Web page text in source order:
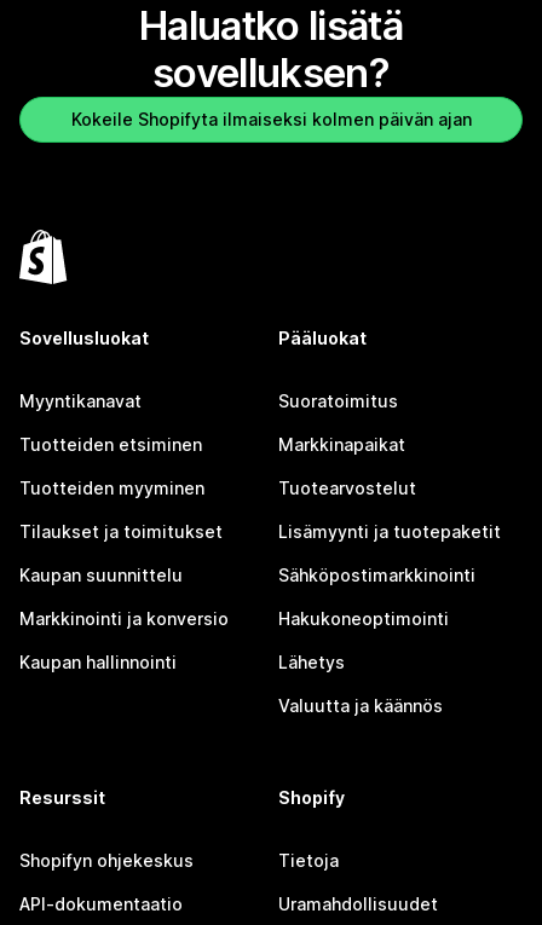
Haluatko lisätä
sovelluksen?
Kokeile Shopifyta ilmaiseksi kolmen päivän ajan
Sovellusluokat
Myyntikanavat
Tuotteiden etsiminen
Tuotteiden myyminen
Tilaukset ja toimitukset
Kaupan suunnittelu
Markkinointi ja konversio
Kaupan hallinnointi
Pääluokat
Suoratoimitus
Markkinapaikat
Tuotearvostelut
Lisämyynti ja tuotepaketit
Sähköpostimarkkinointi
Hakukoneoptimointi
Lähetys
Valuutta ja käännös
Resurssit
Shopifyn ohjekeskus
API-dokumentaatio
Shopify
Tietoja
Uramahdollisuudet